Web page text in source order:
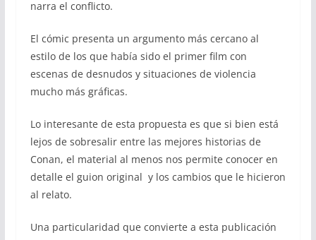
narra el conflicto.
El cómic presenta un argumento más cercano al
estilo de los que había sido el primer film con
escenas de desnudos y situaciones de violencia
mucho más gráficas.
Lo interesante de esta propuesta es que si bien está
lejos de sobresalir entre las mejores historias de
Conan, el material al menos nos permite conocer en
detalle el guion original y los cambios que le hicieron
al relato.
Una particularidad que convierte a esta publicación